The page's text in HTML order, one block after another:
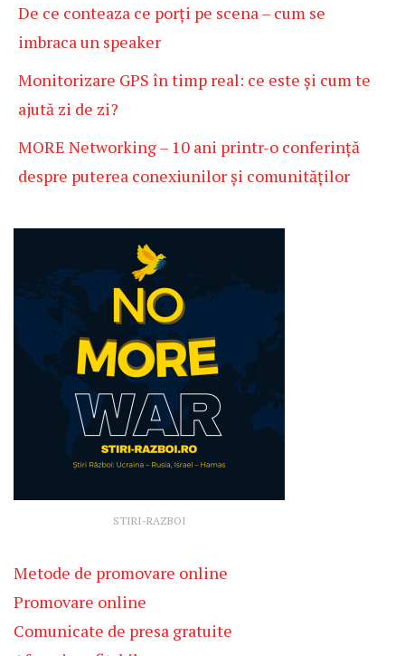
De ce conteaza ce porți pe scena – cum se
imbraca un speaker
Monitorizare GPS în timp real: ce este și cum te
ajută zi de zi?
MORE Networking – 10 ani printr-o conferință
despre puterea conexiunilor și comunităților
STIRI-RAZBOI
Metode de promovare online
Promovare online
Comunicate de presa gratuite